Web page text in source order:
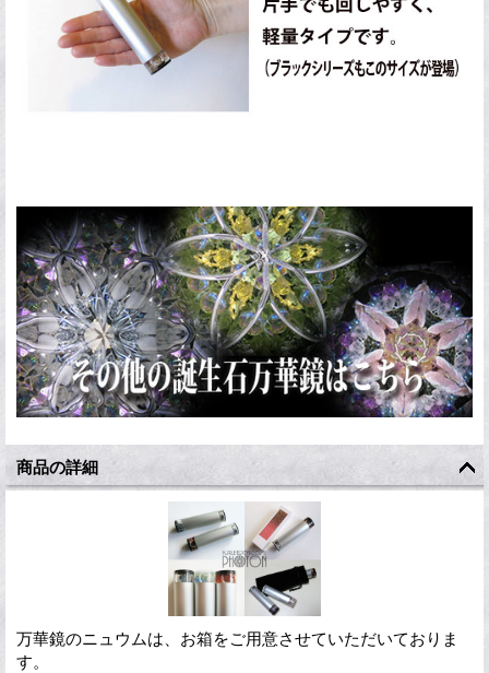
商品の詳細
万華鏡のニュウムは、お箱をご用意させていただいておりま
す。